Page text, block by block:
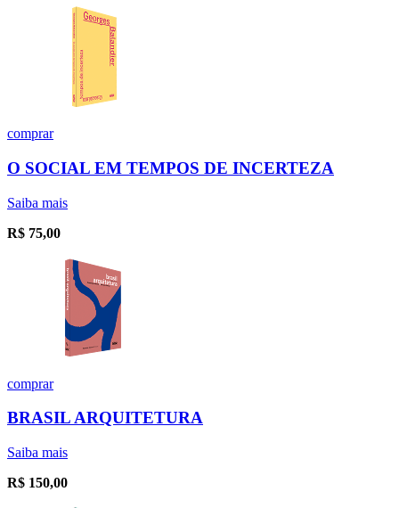
comprar
O SOCIAL EM TEMPOS DE INCERTEZA
Saiba mais
R$ 75,00
comprar
BRASIL ARQUITETURA
Saiba mais
R$ 150,00